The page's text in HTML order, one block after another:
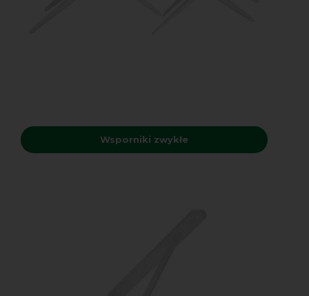
Wsporniki zwykłe